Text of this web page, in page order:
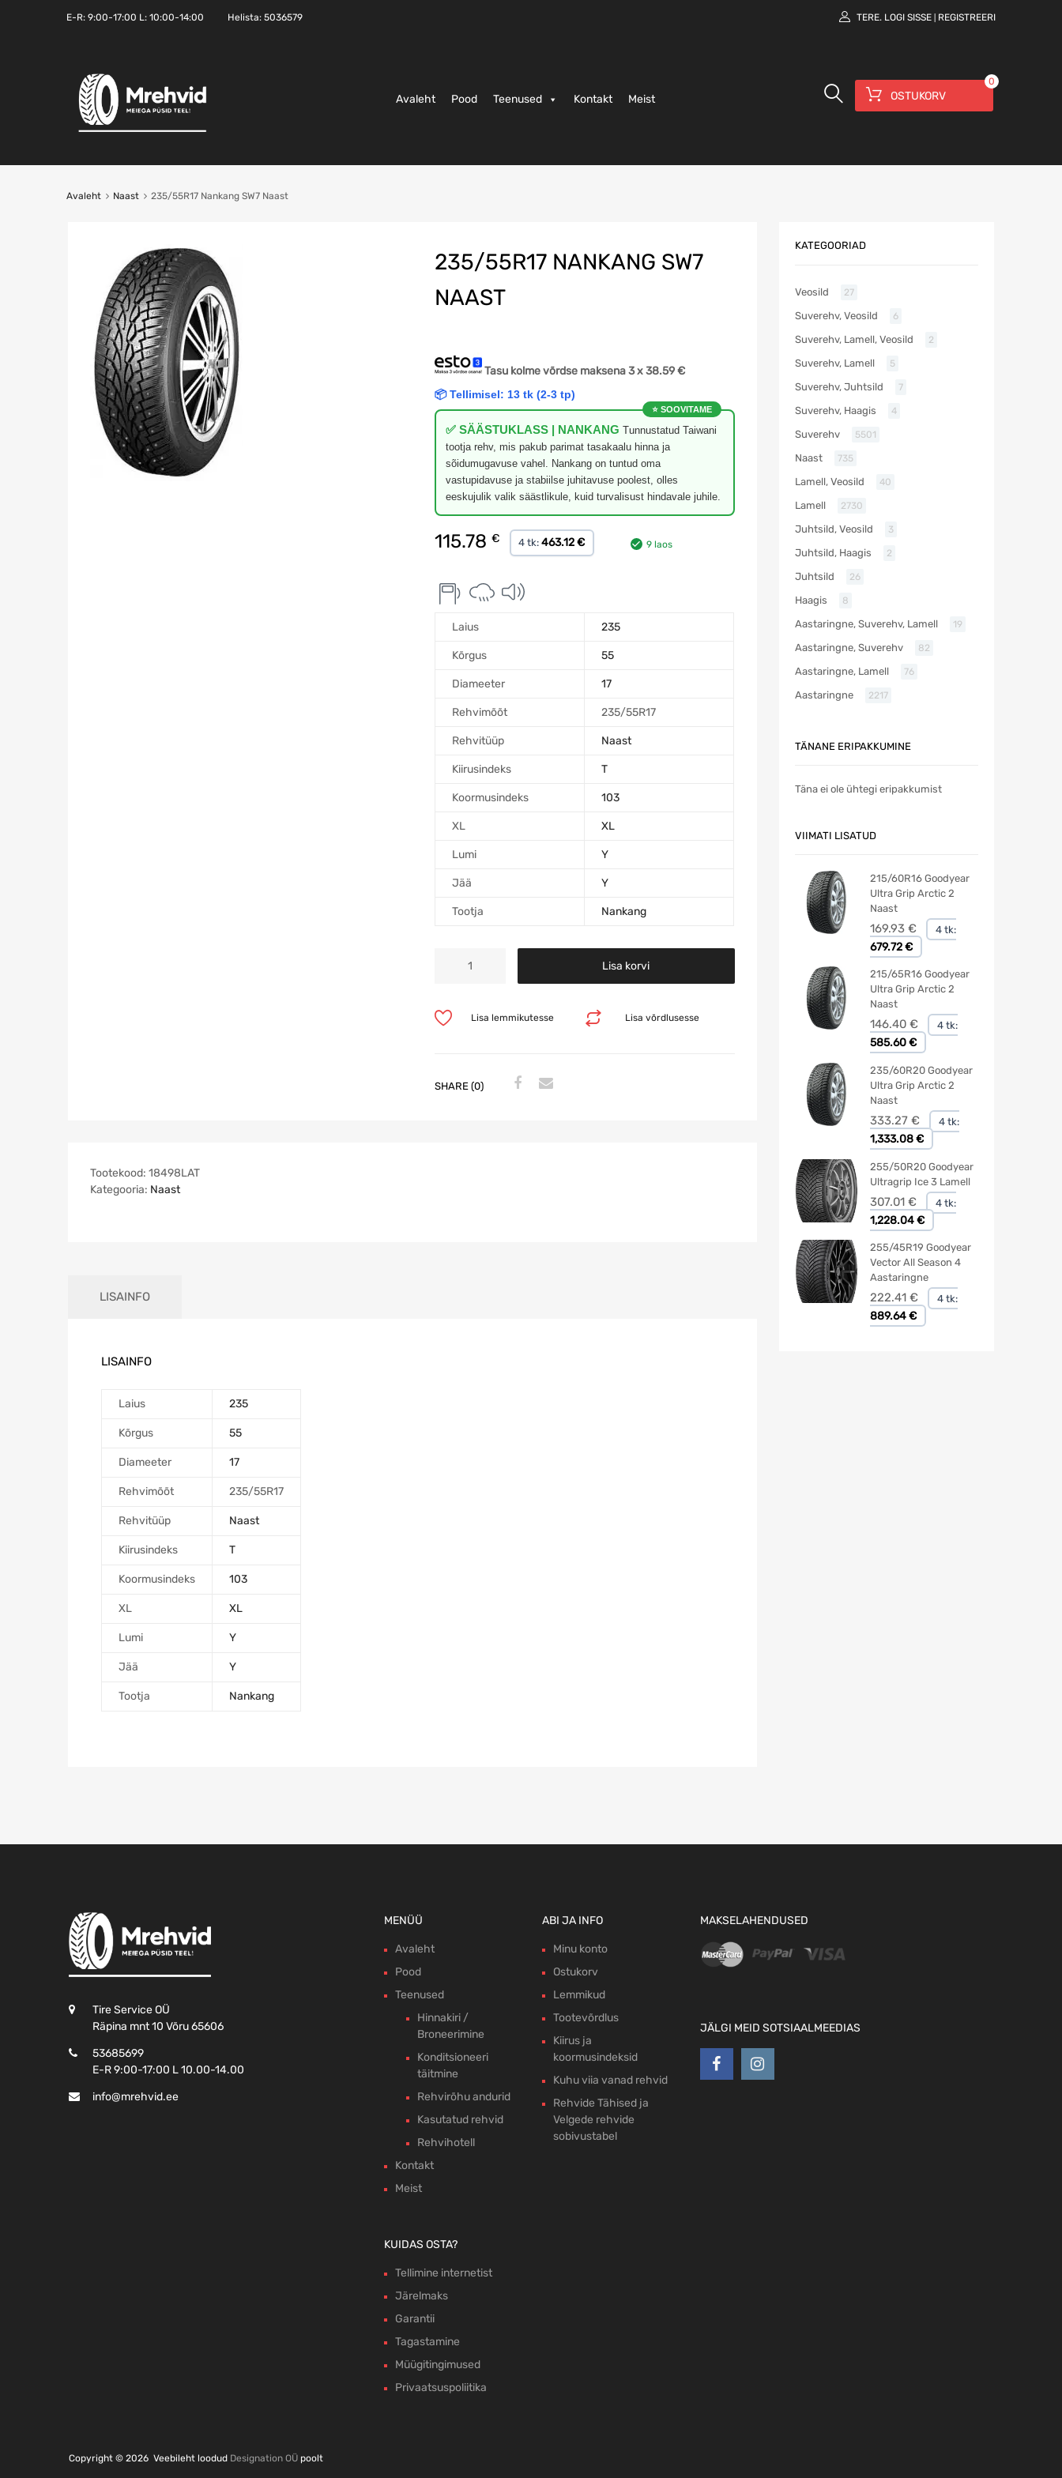
E-R: 9:00-17:00 L: 10:00-14:00 Helista: 5036579 TERE. LOGI SISSE REGISTREERI
OSTUKORV
0
Avaleht Pood Teenused Kontakt Meist
Avaleht Naast 235/55R17 Nankang SW7 Naast
235/55R17 NANKANG SW7
NAAST
Tasu kolme võrdse maksena 3 x38.59€
📦 Tellimisel: 13 tk (2-3 tp)
⭐ SOOVITAME
✅ SÄÄSTUKLASS | NANKANG Tunnustatud Taiwani
tootja rehv, mis pakub parimat tasakaalu hinna ja
sõidumugavuse vahel. Nankang on tuntud oma
vastupidavuse ja stabiilse juhitavuse poolest, olles
eeskujulik valik säästlikule, kuid turvalisust hindavale juhile.
115.78 € 4 tk:463.12 € 9 laos
Laius 235
Kõrgus 55
Diameeter 17
Rehvimõõt 235/55R17
Rehvitüüp Naast
Kiirusindeks T
Koormusindeks 103
XL XL
Lumi Y
Jää Y
Tootja Nankang
Lisa korvi
Lisa võrdlusesse
Lisa lemmikutesse
SHARE (0)
Tootekood: 18498LAT
Kategooria: Naast
LISAINFO
LISAINFO
Laius 235
Kõrgus 55
Diameeter 17
Rehvimõõt 235/55R17
Rehvitüüp Naast
Kiirusindeks T
Koormusindeks 103
XL XL
Lumi Y
Jää Y
Tootja Nankang
KATEGOORIAD
Veosild 27
Suverehv, Veosild 6
Suverehv, Lamell, Veosild 2
Suverehv, Lamell 5
Suverehv, Juhtsild 7
Suverehv, Haagis 4
Suverehv 5501
Naast 735
Lamell, Veosild 40
Lamell 2730
Juhtsild, Veosild 3
Juhtsild, Haagis 2
Juhtsild 26
Haagis 8
Aastaringne, Suverehv, Lamell 19
Aastaringne, Suverehv 82
Aastaringne, Lamell 76
Aastaringne 2217
TÄNANE ERIPAKKUMINE
Täna ei ole ühtegi eripakkumist
VIIMATI LISATUD
215/60R16 Goodyear
Ultra Grip Arctic 2
Naast
169.93 € 4 tk:
679.72 €
215/65R16 Goodyear
Ultra Grip Arctic 2
Naast
146.40 € 4 tk:
585.60 €
235/60R20 Goodyear
Ultra Grip Arctic 2
Naast
333.27 € 4 tk:
1,333.08 €
255/50R20 Goodyear
Ultragrip Ice 3 Lamell
307.01 € 4 tk:
1,228.04 €
255/45R19 Goodyear
Vector All Season 4
Aastaringne
222.41 € 4 tk:
889.64 €
Tire Service OÜ
Räpina mnt 10 Võru 65606
53685699
E-R 9:00-17:00 L 10.00-14.00
info@mrehvid.ee
MENÜÜ
Avaleht
Pood
Teenused
Hinnakiri /
Broneerimine
Konditsioneeri
täitmine
Rehvirõhu andurid
Kasutatud rehvid
Rehvihotell
Kontakt
Meist
KUIDAS OSTA?
Tellimine internetist
Järelmaks
Garantii
Tagastamine
Müügitingimused
Privaatsuspoliitika
ABI JA INFO
Minu konto
Ostukorv
Lemmikud
Tootevõrdlus
Kiirus ja
koormusindeksid
Kuhu viia vanad rehvid
Rehvide Tähised ja
Velgede rehvide
sobivustabel
MAKSELAHENDUSED
JÄLGI MEID SOTSIAALMEEDIAS
Copyright © 2026 Veebileht loodud Designation OÜ poolt